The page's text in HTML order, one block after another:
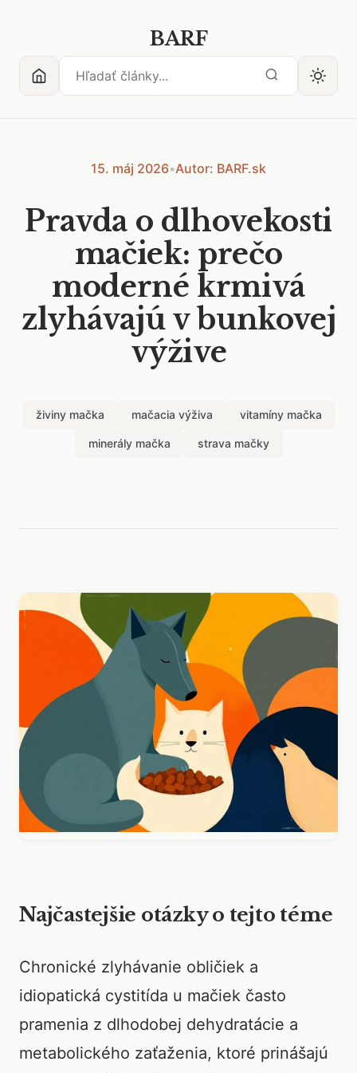
BARF
15. máj 2026•Autor: BARF.sk
Pravda o dlhovekosti
mačiek: prečo
moderné krmivá
zlyhávajú v bunkovej
výžive
živiny mačka mačacia výživa vitamíny mačka
minerály mačka strava mačky
Najčastejšie otázky o tejto téme
Chronické zlyhávanie obličiek a
idiopatická cystitída u mačiek často
pramenia z dlhodobej dehydratácie a
metabolického zaťaženia, ktoré prinášajú